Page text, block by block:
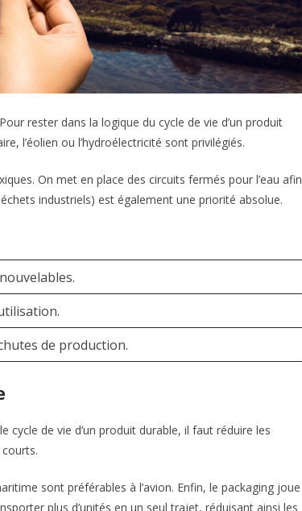
rester dans la logique du cycle de vie d’un produit
l’éolien ou l’hydroélectricité sont privilégiés.
On met en place des circuits fermés pour l’eau afin
industriels) est également une priorité absolue.
de production.
de vie d’un produit durable, il faut réduire les
sont préférables à l’avion. Enfin, le packaging joue
plus d’unités en un seul trajet, réduisant ainsi les